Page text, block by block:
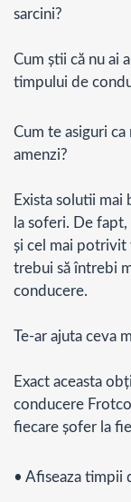
sarcini?
Cum știi că nu ai
timpului de
Cum te asiguri
amenzi?
Exista solutii
la soferi. De
și cel mai potrivit
trebui să întrebi
conducere.
Te-ar ajuta ceva
Exact aceasta
conducere
fiecare șofer la
• Afiseaza timpii